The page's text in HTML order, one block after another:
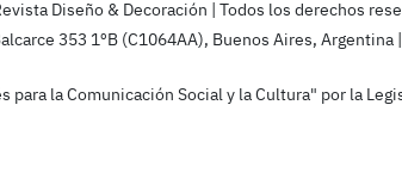
Diseño & Decoración | Todos los derechos
353 1ºB (C1064AA), Buenos Aires,
para la Comunicación Social y la Cultura" por la